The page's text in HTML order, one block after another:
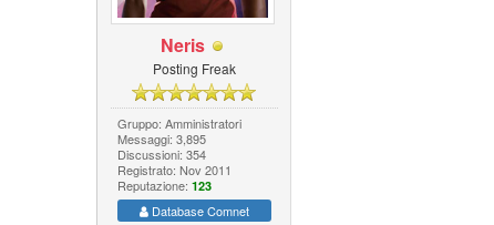
Neris
Posting Freak
Gruppo: Amministratori
Messaggi: 3,895
Discussioni: 354
Registrato: Nov 2011
Reputazione: 123
Database Comnet